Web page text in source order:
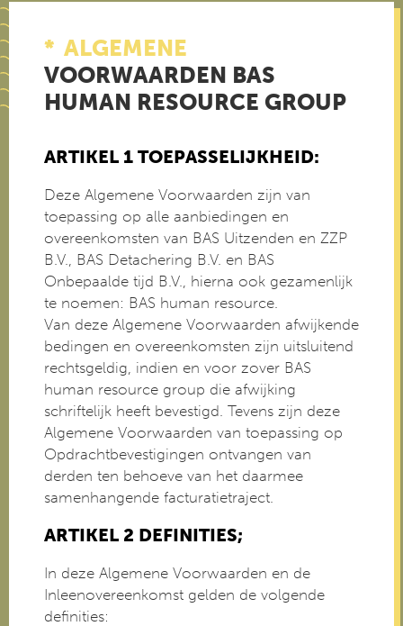
ALGEMENE
VOORWAARDEN BAS
HUMAN RESOURCE GROUP
ARTIKEL 1 TOEPASSELIJKHEID:
Deze Algemene Voorwaarden zijn van
toepassing op alle aanbiedingen en
overeenkomsten van BAS Uitzenden en ZZP
B.V., BAS Detachering B.V. en BAS
Onbepaalde tijd B.V., hierna ook gezamenlijk
te noemen: BAS human resource.
Van deze Algemene Voorwaarden afwijkende
bedingen en overeenkomsten zijn uitsluitend
rechtsgeldig, indien en voor zover BAS
human resource group die afwijking
schriftelijk heeft bevestigd. Tevens zijn deze
Algemene Voorwaarden van toepassing op
Opdrachtbevestigingen ontvangen van
derden ten behoeve van het daarmee
samenhangende facturatietraject.
ARTIKEL 2 DEFINITIES;
In deze Algemene Voorwaarden en de
Inleenovereenkomst gelden de volgende
definities: